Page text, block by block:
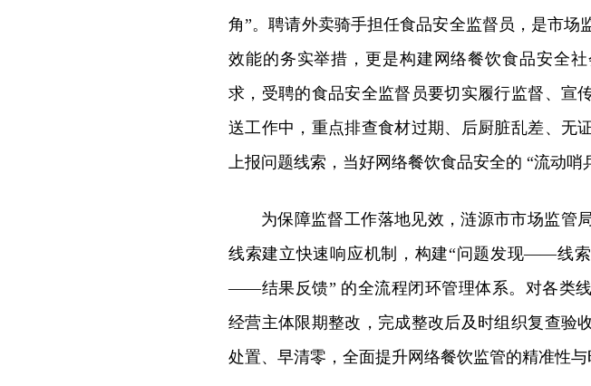
角”。聘请外卖骑手担任食品安全监督员，是市场
效能的务实举措，更是构建网络餐饮食品安全
求，受聘的食品安全监督员要切实履行监督、宣
送工作中，重点排查食材过期、后厨脏乱差、无
上报问题线索，当好网络餐饮食品安全的 “流动哨
为保障监督工作落地见效，涟源市市场监管
线索建立快速响应机制，构建“问题发现——
——结果反馈” 的全流程闭环管理体系。对各类
经营主体限期整改，完成整改后及时组织复查验
处置、早清零，全面提升网络餐饮监管的精准性与